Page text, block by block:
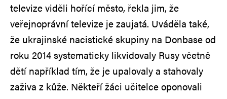
televize viděli hořící město, řekla jim, že
veřejnoprávní televize je zaujatá. Uváděla také,
že ukrajinské nacistické skupiny na Donbase od
roku 2014 systematicky likvidovaly Rusy včetně
dětí například tím, že je upalovaly a stahovaly
zaživa z kůže. Někteří žáci učitelce oponovali